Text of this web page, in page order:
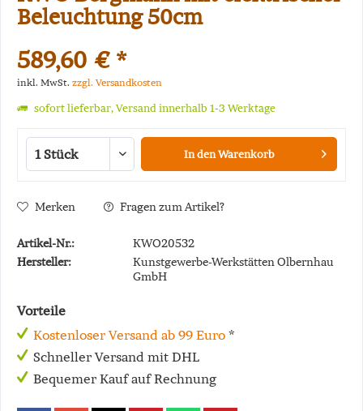
Beleuchtung 50cm
589,60 € *
inkl. MwSt. zzgl. Versandkosten
sofort lieferbar, Versand innerhalb 1-3 Werktage
In denWarenkorb
Merken Fragen zum Artikel?
Artikel-Nr.:
KWO20532
Hersteller:
Kunstgewerbe-Werkstätten Olbernhau
GmbH
Vorteile
Kostenloser Versand ab 99 Euro *
Schneller Versand mit DHL
Bequemer Kauf auf Rechnung